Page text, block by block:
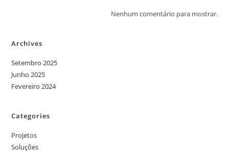
Nenhum comentário para mostrar.
Archives
Setembro 2025
Junho 2025
Fevereiro 2024
Categories
Projetos
Soluções